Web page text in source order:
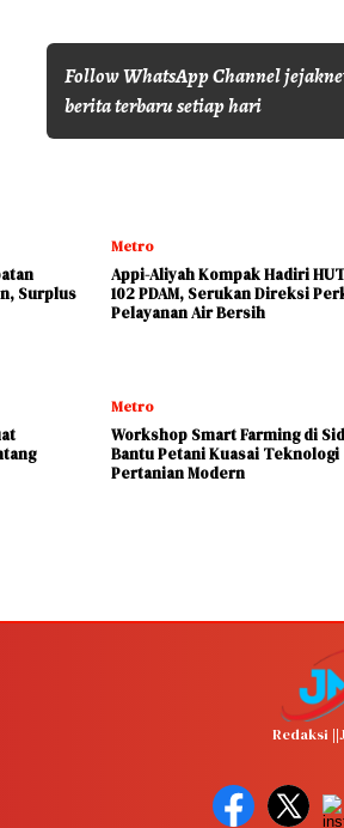
Follow WhatsApp Channel
berita terbaru setiap hari
Surplus
Metro
Appi-Aliyah Kompak Hadiri
102 PDAM, Serukan Direksi
Pelayanan Air Bersih
Metro
Workshop Smart Farming di
Bantu Petani Kuasai Teknologi
Pertanian Modern
Redaksi